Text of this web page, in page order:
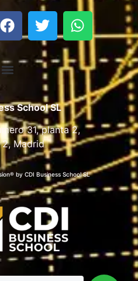
School SL
31, planta 2,
Madrid
by CDI Business School SL